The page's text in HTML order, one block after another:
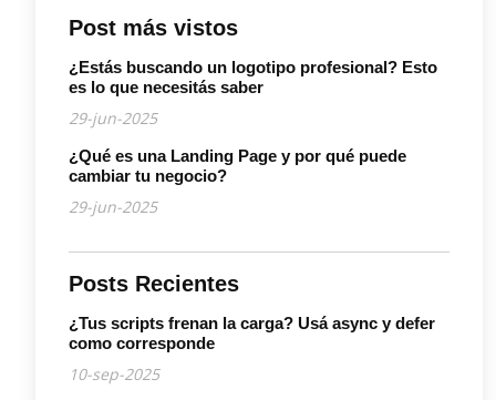
Post más vistos
¿Estás buscando un logotipo profesional? Esto
es lo que necesitás saber
29-jun-2025
¿Qué es una Landing Page y por qué puede
cambiar tu negocio?
29-jun-2025
Posts Recientes
¿Tus scripts frenan la carga? Usá async y defer
como corresponde
10-sep-2025